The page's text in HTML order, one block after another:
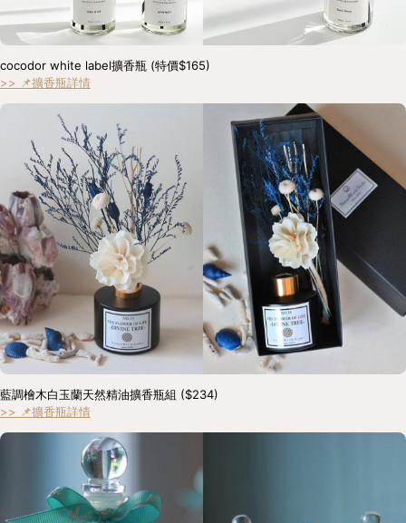
cocodor white label擴香瓶 (特價$165)
>> 📌擴香瓶詳情
藍調檜木白玉蘭天然精油擴香瓶組 ($234)
>> 📌擴香瓶詳情